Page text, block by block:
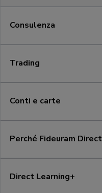
Consulenza
Trading
Conti e carte
Perché Fideuram Direct
Direct Learning+